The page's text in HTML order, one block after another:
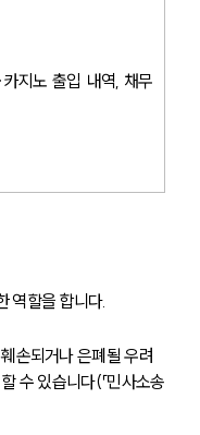
지노 출입 내역, 채무
역할을 합니다.
손되거나 은폐될 우려
수 있습니다(「민사소송